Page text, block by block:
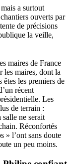
a surtout
ouverts par
de précisions
la veille,
maires de France
les maires, dont la
êtes les premiers de
récent
Les
de terrain :
ne serait
Réconfortés
» l’ont sans doute
un peu moins.